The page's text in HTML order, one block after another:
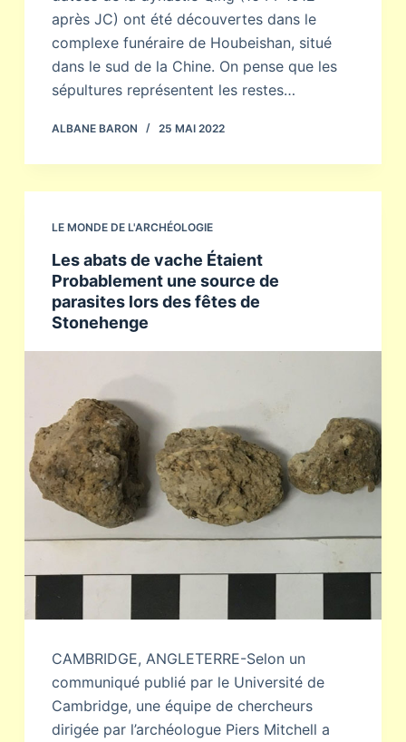
après JC) ont été découvertes dans le
complexe funéraire de Houbeishan, situé
dans le sud de la Chine. On pense que les
sépultures représentent les restes…
ALBANE BARON 25 MAI 2022
LE MONDE DE L'ARCHÉOLOGIE
Les abats de vache Étaient
Probablement une source de
parasites lors des fêtes de
Stonehenge
CAMBRIDGE, ANGLETERRE-Selon un
communiqué publié par le Université de
Cambridge, une équipe de chercheurs
dirigée par l’archéologue Piers Mitchell a